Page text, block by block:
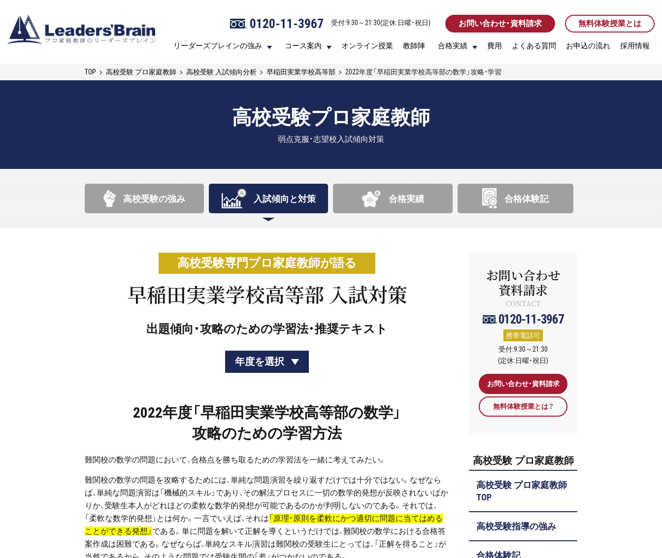
0120-11-3967 受付:9:30～21:30(定休:日曜・祝日) お問い合わせ・資料請求 無料体験授業とは
リーダーズブレインの強み コース案内 オンライン授業 教師陣 合格実績 費用 よくある質問 お申込の流れ 採用情報
0120-11-3967 受付:9:30～21:30(定休:日曜・祝日) お問い合わせ・資料請求 無料体験授業とは
リーダーズブレインの強み コース案内 オンライン授業 教師陣 合格実績 費用 よくある質問 お申込の流れ 採用情報
TOP 高校受験 プロ家庭教師 高校受験 入試傾向分析 早稲田実業学校高等部 2022年度「早稲田実業学校高等部の数学」攻略・学習
高校受験プロ家庭教師
弱点克服・志望校入試傾向対策
高校受験の強み 入試傾向と対策 合格実績 合格体験記
高校受験専門プロ家庭教師が語る
早稲田実業学校高等部 入試対策
出題傾向・攻略のための学習法・推奨テキスト
年度を選択
2022年度「早稲田実業学校高等部の数学」
攻略のための学習方法
難関校の数学の問題において、合格点を勝ち取るための学習法を一緒に考えてみたい。
難関校の数学の問題を攻略するためには、単純な問題演習を繰り返すだけでは十分ではない。なぜなら
ば、単純な問題演習は「機械的スキル」であり、その解法プロセスに一切の数学的発想が反映されないばか
りか、受験生本人がどれほどの柔軟な数学的発想が可能であるのかが判明しないのである。それでは、
「柔軟な数学的発想」とは何か。一言でいえば、それは 「原理・原則を柔軟にかつ適切に問題に当てはめる
ことができる発想」 である。単に問題を解いて正解を導くというだけでは、難関校の数学における合格答
案作成は困難である。なぜならば、単純なスキル演習は難関校の受験生にとっては、「正解を得ること」が
お問い合わせ
資料請求
CONTACT
0120-11-3967
携帯電話可
受付:9:30～21:30
(定休:日曜・祝日)
お問い合わせ・資料請求
無料体験授業とは？
高校受験 プロ家庭教師
高校受験 プロ家庭教師
TOP
高校受験指導の強み
合格体験記